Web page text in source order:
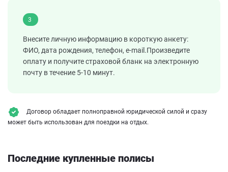
3
Внесите личную информацию в короткую анкету:
ФИО, дата рождения, телефон, e-mail.Произведите
оплату и получите страховой бланк на электронную
почту в течение 5-10 минут.
Договор обладает полноправной юридической силой и сразу
может быть использован для поездки на отдых.
Последние купленные полисы